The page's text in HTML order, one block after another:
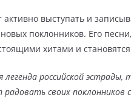
выступать и
поклонников. Его
хитами и
российской
своих поклонников